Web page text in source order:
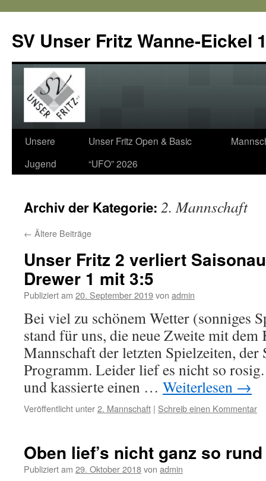
SV Unser Fritz Wanne-Eickel
Zum
Inhalt
Unsere
Jugend
Unser Fritz Open & Basic
“UFO” 2026
Archiv der Kategorie: 2. Mannschaft
← Ältere Beiträge
Unser Fritz 2 verliert
Drewer 1 mit 3:5
Publiziert am 20. September 2019von admin
Bei viel zu schönem Wetter (sonniges
stand für uns, die neue Zweite mit
Mannschaft der letzten Spielzeiten, der
Programm. Leider lief es nicht so
und kassierte einen … Weiterlesen →
Veröffentlicht unter2. Mannschaft | Schreib einen Kommentar
Oben lief’s nicht ganz so rund
Publiziert am 29. Oktober 2018von admin